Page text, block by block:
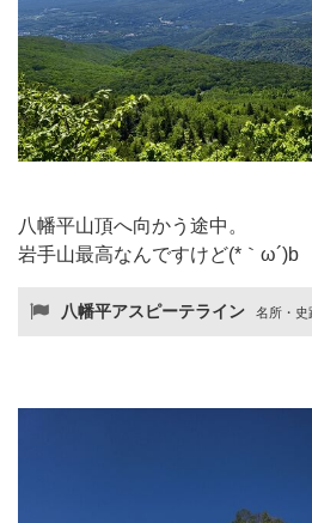
八幡平山頂へ向かう途中。
岩手山最高なんですけど(*｀ω´)b
八幡平アスピーテライン 名所・史